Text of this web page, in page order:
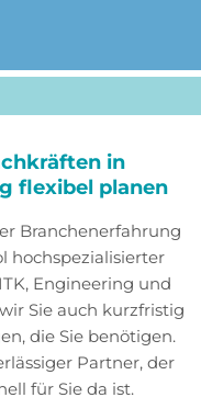
in
flexibel planen
Branchenerfahrung
hochspezialisierter
Engineering und
Sie auch kurzfristig
die Sie benötigen.
Partner, der
für Sie da ist.